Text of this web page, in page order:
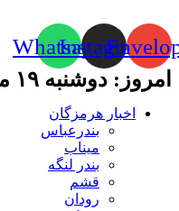
Instagram
Whatsapp
امروز: دوشنبه ۱۹ مرداد ۱۴۰۵
اخبار هرمزگان
بندرعباس
میناب
بندر لنگه
قشم
رودان